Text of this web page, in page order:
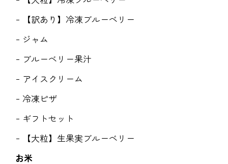
【訳あり】冷凍ブルーベリー
ジャム
ブルーベリー果汁
アイスクリーム
冷凍ピザ
ギフトセット
【大粒】生果実ブルーベリー
お米